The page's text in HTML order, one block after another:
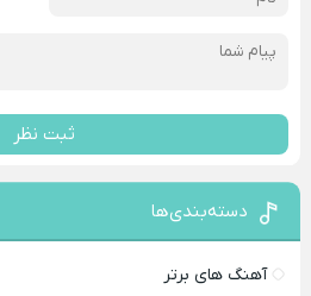
ثبت نظر
دسته‌بندی‌ها
آهنگ های برتر